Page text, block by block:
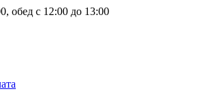
обед с 12:00 до 13:00